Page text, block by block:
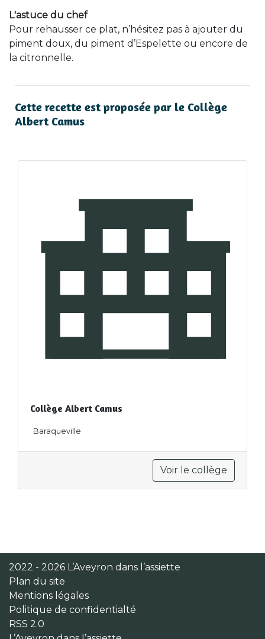
L'astuce du chef
Pour rehausser ce plat, n’hésitez pas à ajouter du
piment doux, du piment d’Espelette ou encore de
la citronnelle.
Cette recette est proposée par le Collège
Albert Camus
Collège Albert Camus
Baraqueville
Voir le collège
2022 - 2026 L’Aveyron dans l’assiette
Plan du site
Mentions légales
Politique de confidentialté
RSS 2.0